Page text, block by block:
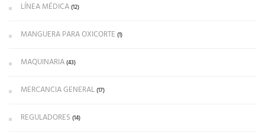
LÍNEA MÉDICA(12)
MANGUERA PARA OXICORTE (1)
MAQUINARIA(43)
MERCANCIA GENERAL(17)
REGULADORES (14)